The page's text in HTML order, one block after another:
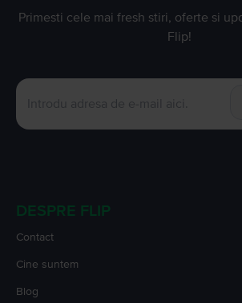
Primesti cele mai fresh stiri, oferte si
Flip!
DESPRE FLIP
Contact
Cine suntem
Blog